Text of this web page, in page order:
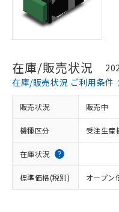
在庫/販売状況
在庫/販売状況 ご利用条件
販売状況 販売中
機種区分 受注生産
在庫状況
標準価格(税別) オープン